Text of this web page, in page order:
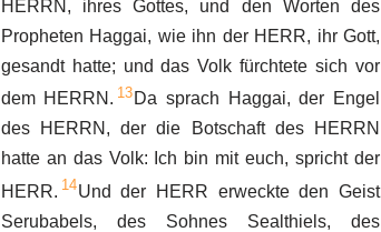
HERRN, ihres Gottes, und den Worten des
Propheten Haggai, wie ihn der HERR, ihr Gott,
gesandt hatte; und das Volk fürchtete sich vor
dem HERRN. 13 Da sprach Haggai, der Engel
des HERRN, der die Botschaft des HERRN
hatte an das Volk: Ich bin mit euch, spricht der
HERR. 14Und der HERR erweckte den Geist
Serubabels, des Sohnes Sealthiels, des